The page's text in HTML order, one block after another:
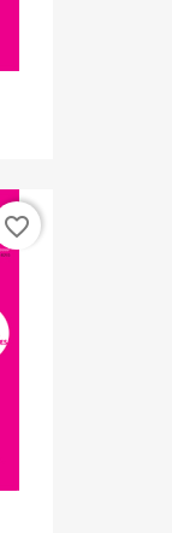
favorite_border